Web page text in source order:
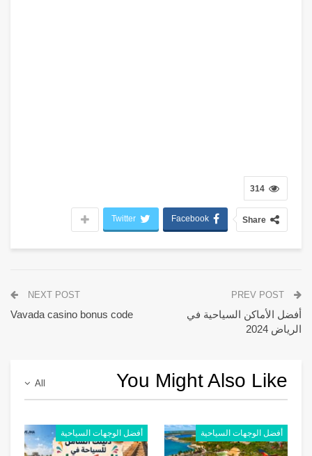
314
Share
Facebook
Twitter
أفضل الأماكن السياحية في
الرياض 2024
NEXT POST
Vavada casino bonus code
All You Might Also Like
أفضل الوجهات السياحية أفضل الوجهات السياحية